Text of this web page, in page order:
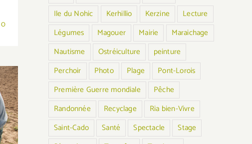
0
Ile du Nohic
Kerhillio Kerzine
Lecture
Légumes
Magouer Mairie
Maraichage
Nautisme
Ostréiculture
peinture
Perchoir
Photo Plage
Pont-Lorois
Première Guerre mondiale
Pêche
Randonnée
Recyclage
Ria bien-Vivre
Saint-Cado
Santé Spectacle
Stage